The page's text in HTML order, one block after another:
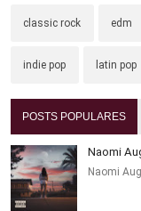
classic rock edm
indie pop latin pop
POSTS POPULARES
Naomi
Naomi